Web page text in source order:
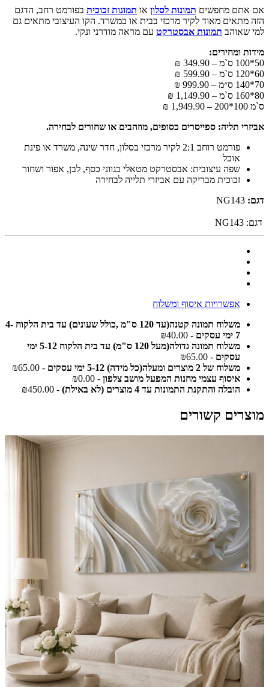
אם אתם מחפשים תמונות לסלון או תמונות זכוכית בפורמט רחב, הדגם
הזה מתאים מאוד לקיר מרכזי בבית או במשרד. הקו העיצובי מתאים גם
למי שאוהב תמונות אבסטרקט עם מראה מודרני ונקי.
מידות ומחירים:
50*100 ס`מ – 349.90 ₪
60*120 ס`מ – 599.90 ₪
70*140 ס״מ – 999.90 ₪
80*160 ס`מ – 1,149.90 ₪
ס`מ 100*200 – 1,949.90 ₪
אביזרי תליה: ספייסרים כסופים, מוזהבים או שחורים לבחירה.
פורמט רוחב 2:1 לקיר מרכזי בסלון, חדר שינה, משרד או פינת
אוכל
שפה עיצובית: אבסטרקט מטאלי בגווני כסף, לבן, אפור ושחור
זכוכית מבריקה עם אביזרי תלייה לבחירה
דגם:
דגם: NG143
אפשרויות איסוף ומשלוח
משלוח תמונה קטנה(עד 120 ס"מ ,כולל שעונים) עד בית הלקוח 4-
7 ימי עסקים
- ₪40.00
משלוח תמונה גדולה(מעל 120 ס"מ) עד בית הלקוח 5-12 ימי
עסקים - ₪65.00
משלוח של 2 מוצרים ומעלה(כל מידה) 5-12 ימי עסקים
- ₪65.00
איסוף עצמי מחנות המפעל מושב צלפון - ₪0.00
הובלה והתקנת התמונות עד 4 מוצרים (לא באילת)
- ₪450.00
מוצרים קשורים